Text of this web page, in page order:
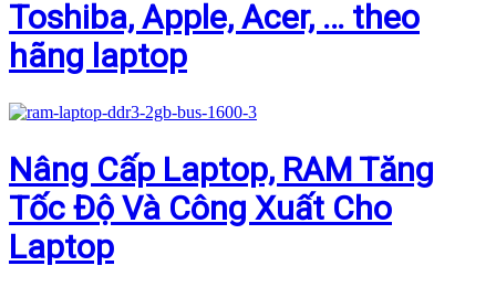
Toshiba, Apple, Acer, … theo
hãng laptop
Nâng Cấp Laptop, RAM Tăng
Tốc Độ Và Công Xuất Cho
Laptop